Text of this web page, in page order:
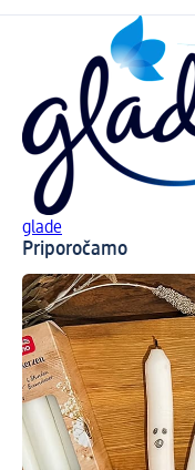
glade
Priporočamo